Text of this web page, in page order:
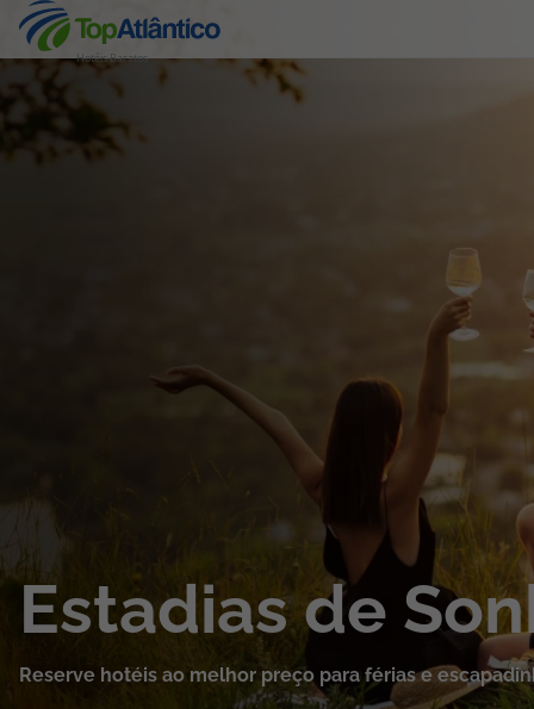
Hotéis Baratos
Destinos
Pacotes de Férias
Cruzeiros
Promoções
Estadias de
Reserve hotéis ao melhor preço para férias e